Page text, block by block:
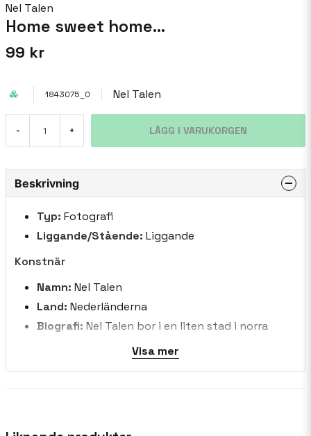
Nel Talen
Home sweet home...
99 kr
1843075_0 Nel Talen
- + LÄGG I VARUKORGEN
Beskrivning
Typ: Fotografi
Liggande/Stående: Liggande
Konstnär
Namn: Nel Talen
Land: Nederländerna
Biografi: Nel Talen bor i en liten stad i norra
hobbyfotograf, med naturen fungerar som sin
främsta inspirationskälla. Nel är ofta förvånad
Visa mer